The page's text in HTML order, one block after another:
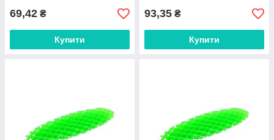
69,42 ₴
Купити
93,35 ₴
Купити